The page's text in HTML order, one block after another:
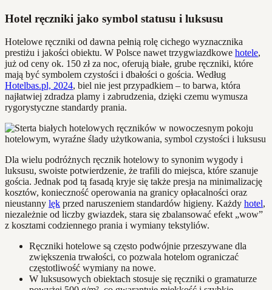
Hotel ręczniki jako symbol statusu i luksusu
Hotelowe ręczniki od dawna pełnią rolę cichego wyznacznika
prestiżu i jakości obiektu. W Polsce nawet trzygwiazdkowe hotele,
już od ceny ok. 150 zł za noc, oferują białe, grube ręczniki, które
mają być symbolem czystości i dbałości o gościa. Według
Hotelbas.pl, 2024, biel nie jest przypadkiem – to barwa, która
najłatwiej zdradza plamy i zabrudzenia, dzięki czemu wymusza
rygorystyczne standardy prania.
Dla wielu podróżnych ręcznik hotelowy to synonim wygody i
luksusu, swoiste potwierdzenie, że trafili do miejsca, które szanuje
gościa. Jednak pod tą fasadą kryje się także presja na minimalizację
kosztów, konieczność operowania na granicy opłacalności oraz
nieustanny lęk przed naruszeniem standardów higieny. Każdy hotel,
niezależnie od liczby gwiazdek, stara się zbalansować efekt „wow”
z kosztami codziennego prania i wymiany tekstyliów.
Ręczniki hotelowe są często podwójnie przeszywane dla
zwiększenia trwałości, co pozwala hotelom ograniczać
częstotliwość wymiany na nowe.
W luksusowych obiektach stosuje się ręczniki o gramaturze